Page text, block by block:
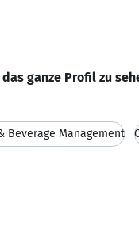
ganze Profil zu
Beverage Management